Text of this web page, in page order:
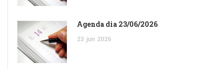
Agenda dia 23/06/2026
23 jun 2026